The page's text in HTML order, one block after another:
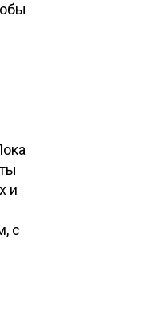
и
с